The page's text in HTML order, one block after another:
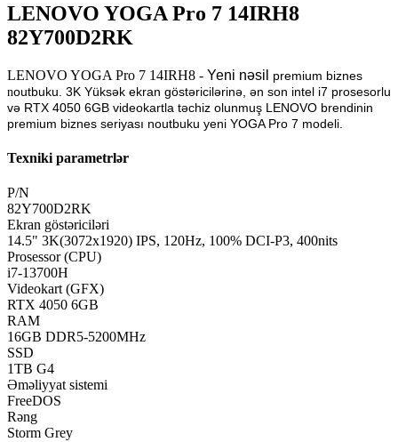
LENOVO YOGA Pro 7 14IRH8
82Y700D2RK
LENOVO YOGA Pro 7 14IRH8 - Yeni nəsil premium biznes
noutbuku. 3K Yüksək ekran göstəricilərinə, ən son intel i7 prosesorlu
və RTX 4050 6GB videokartla təchiz olunmuş LENOVO brendinin
premium biznes seriyası noutbuku yeni YOGA Pro 7 modeli.
Texniki parametrlər
P/N
82Y700D2RK
Ekran göstəriciləri
14.5" 3K(3072x1920) IPS, 120Hz, 100% DCI-P3, 400nits
Prosessor (CPU)
i7-13700H
Videokart (GFX)
RTX 4050 6GB
RAM
16GB DDR5-5200MHz
SSD
1TB G4
Əməliyyat sistemi
FreeDOS
Rəng
Storm Grey